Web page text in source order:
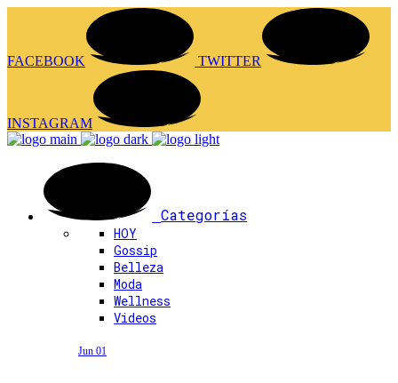
FACEBOOK TWITTER
INSTAGRAM
Categorías
HOY
Gossip
Belleza
Moda
Wellness
Videos
Jun 01